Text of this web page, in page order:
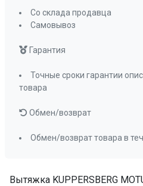
Регулировка яркости
Переходник
Угольный фильтр
Вытяжка KUPPERSBERG
Со склада продавца
Самовывоз
Гарантия
Точные сроки гарантии
товара
Обмен/возврат
Обмен/возврат товара в